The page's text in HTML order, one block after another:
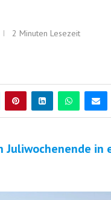
2 Minuten Lesezeit
in